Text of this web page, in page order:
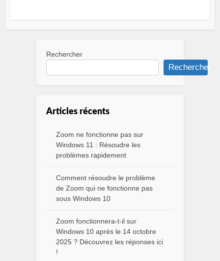
Rechercher
Rechercher
Articles récents
Zoom ne fonctionne pas sur
Windows 11 : Résoudre les
problèmes rapidement
Comment résoudre le problème
de Zoom qui ne fonctionne pas
sous Windows 10
Zoom fonctionnera-t-il sur
Windows 10 après le 14 octobre
2025 ? Découvrez les réponses ici
!